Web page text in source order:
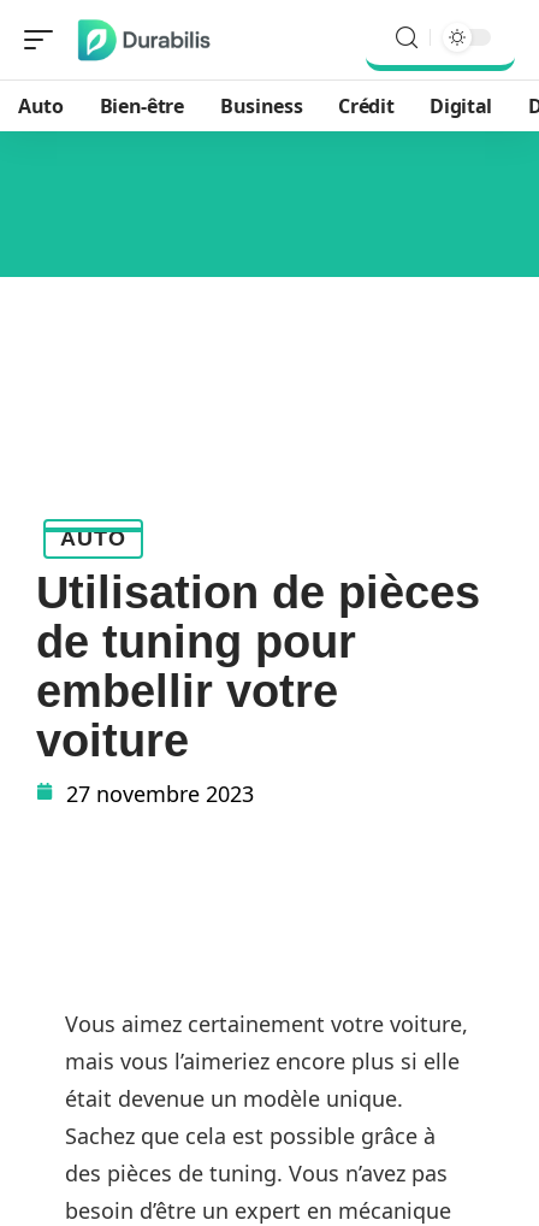
Auto Bien-être Business Crédit Digital
AUTO
Utilisation de pièces
de tuning pour
embellir votre
voiture
27 novembre 2023
Vous aimez certainement votre voiture,
mais vous l’aimeriez encore plus si elle
était devenue un modèle unique.
Sachez que cela est possible grâce à
des pièces de tuning. Vous n’avez pas
besoin d’être un expert en mécanique